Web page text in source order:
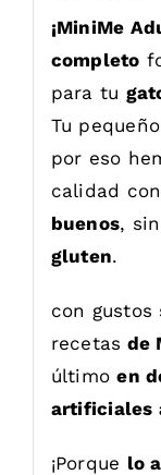
¡MiniMe
completo
para tu
Tu
por eso
calidad con
buenos, sin
gluten.
con gustos
recetas de
últimoen
artificiales
¡Porque lo